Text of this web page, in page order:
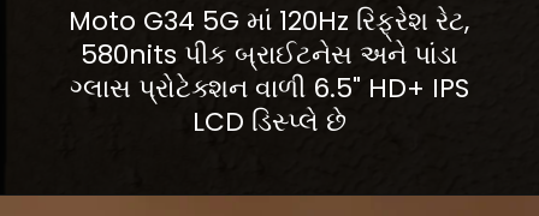
Moto G34 5G માં 120Hz રિફ્રેશ રેટ,
580nits પીક બ્રાઈટનેસ અને પાંડા
ગ્લાસ પ્રોટેક્શન વાળી 6.5" HD+ IPS
LCD ડિસ્પ્લે છે